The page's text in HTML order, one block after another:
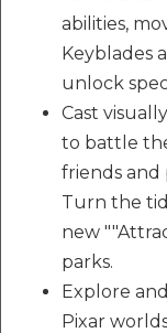
abilities,
Keyblades
unlock
Cast
to battle
friends
Turn the
new
parks.
Explore
Pixar